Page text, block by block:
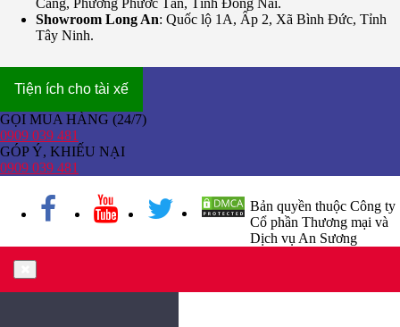
Showroom Long An: Quốc lộ 1A, Ấp 2, Xã Bình Đức, Tỉnh
Tây Ninh.
Tiện ích cho tài xế
GỌI MUA HÀNG (24/7)
0909 039 481
GÓP Ý, KHIẾU NẠI
0909 039 481
Bản quyền thuộc Công ty
Cổ phần Thương mại và
Dịch vụ An Sương